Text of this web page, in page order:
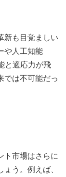
新も目覚ましい
や人工知能
と適応力が飛
では不可能だっ
ト市場はさらに
う。例えば、